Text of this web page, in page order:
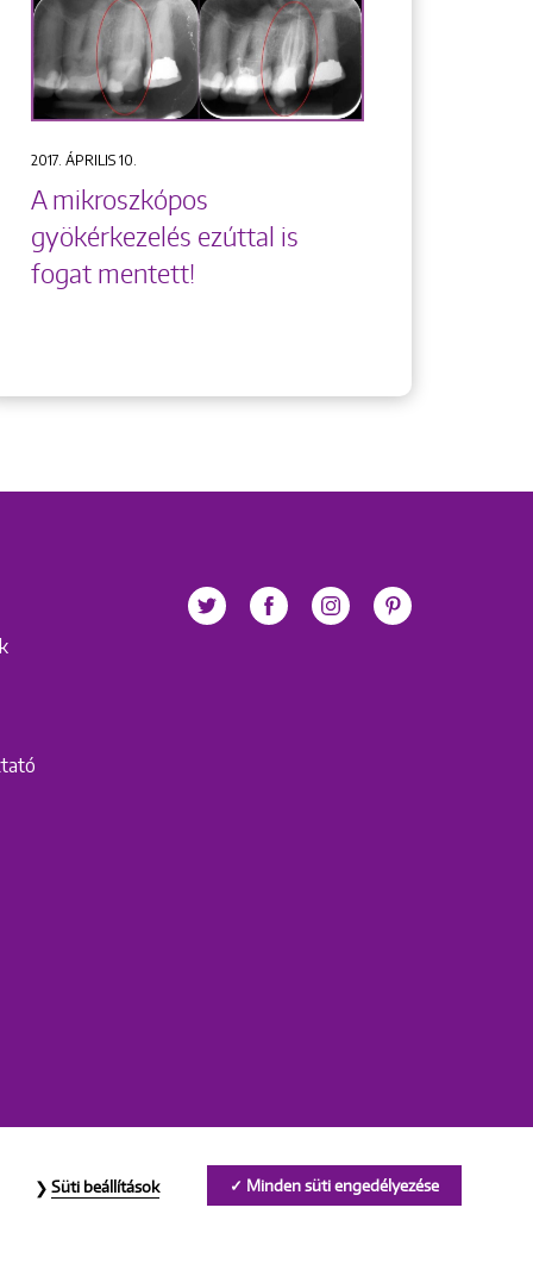
2017. ÁPRILIS 10.
A mikroszkópos
gyökérkezelés ezúttal is
fogat mentett!
Minden süti engedélyezése
Süti beállítások